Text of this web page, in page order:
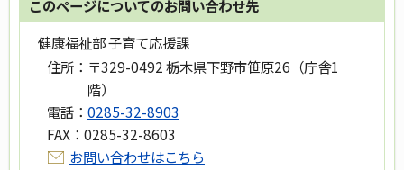
このページについてのお問い合わせ先
健康福祉部 子育て応援課
住所： 〒329-0492 栃木県下野市笹原26（庁舎1
階）
電話： 0285-32-8903
FAX： 0285-32-8603
お問い合わせはこちら